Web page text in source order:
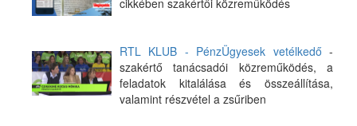
cikkében szakértői közreműködés
RTL KLUB - PénzÜgyesek vetélkedő -
szakértő tanácsadói közreműködés, a
feladatok kitalálása és összeállítása,
valamint részvétel a zsűriben